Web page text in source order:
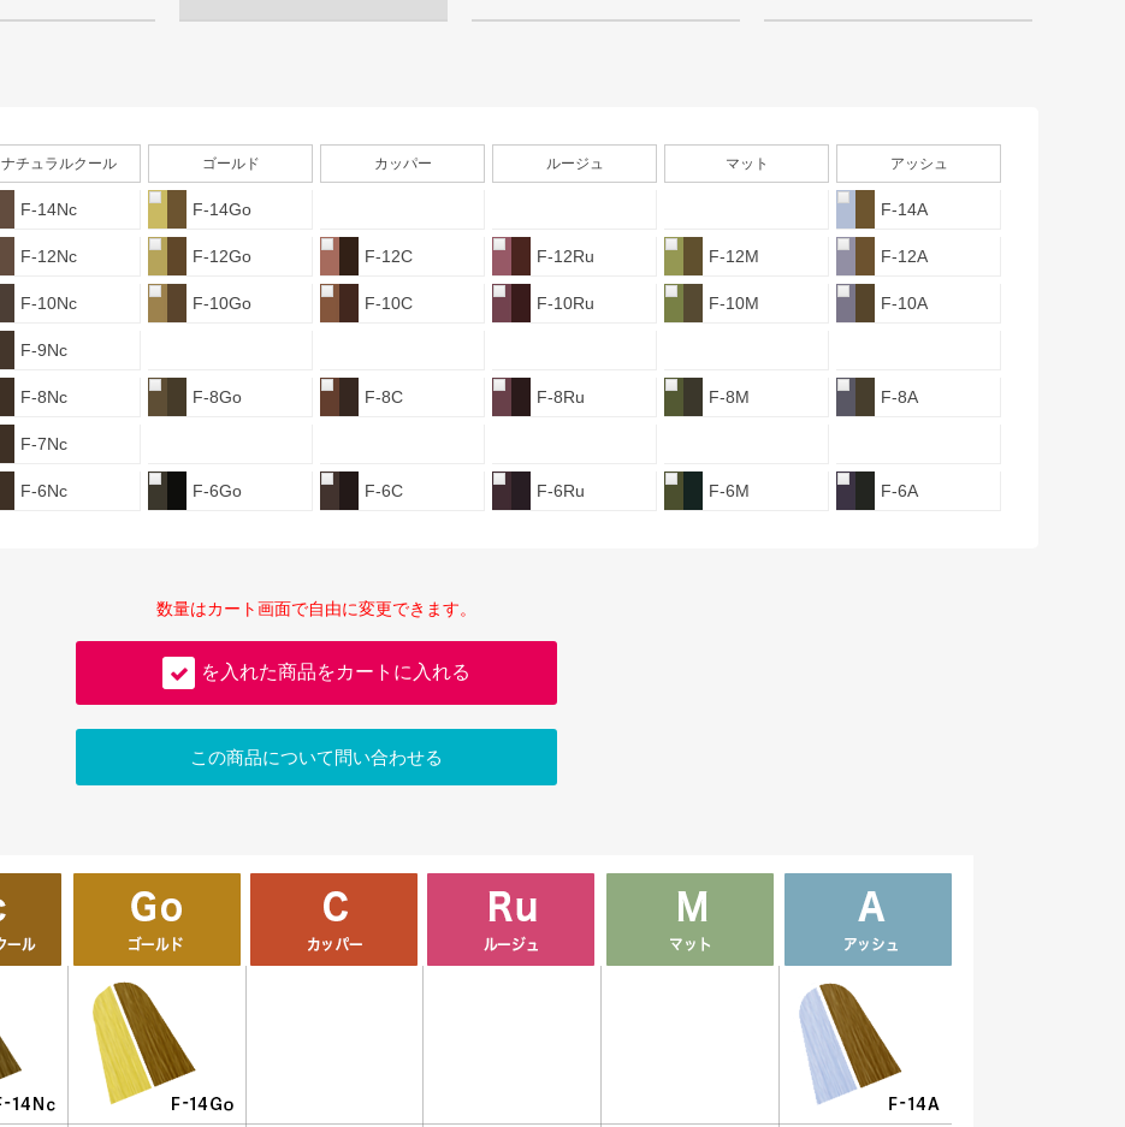
ナチュラルクール ゴールド カッパー ルージュ マット アッシュ
F-14Nc F-14Go F-14A
F-12Nc F-12Go F-12C F-12Ru F-12M F-12A
F-10Nc F-10Go F-10C F-10Ru F-10M F-10A
F-9Nc
F-8Nc F-8Go F-8C F-8Ru F-8M F-8A
F-7Nc
F-6Nc F-6Go F-6C F-6Ru F-6M F-6A
数量はカート画面で自由に変更できます。
を入れた商品をカートに入れる
この商品について問い合わせる